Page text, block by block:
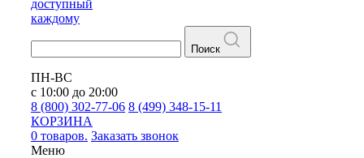
доступный
каждому
Поиск
ПН-ВС
с 10:00 до 20:00
8 (800) 302-77-06 8 (499) 348-15-11
КОРЗИНА
0 товаров. Заказать звонок
Меню